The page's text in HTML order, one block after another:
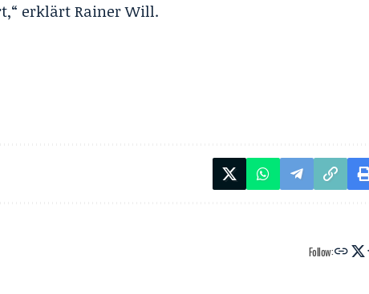
erklärt Rainer Will.
Follow: